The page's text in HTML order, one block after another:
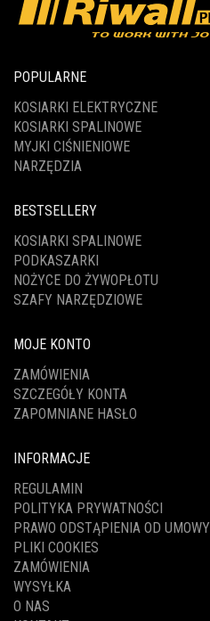
POPULARNE
KOSIARKI ELEKTRYCZNE
KOSIARKI SPALINOWE
MYJKI CIŚNIENIOWE
NARZĘDZIA
BESTSELLERY
KOSIARKI SPALINOWE
PODKASZARKI
NOŻYCE DO ŻYWOPŁOTU
SZAFY NARZĘDZIOWE
MOJE KONTO
ZAMÓWIENIA
SZCZEGÓŁY KONTA
ZAPOMNIANE HASŁO
INFORMACJE
REGULAMIN
POLITYKA PRYWATNOŚCI
PRAWO ODSTĄPIENIA OD UMOWY
PLIKI COOKIES
ZAMÓWIENIA
WYSYŁKA
O NAS